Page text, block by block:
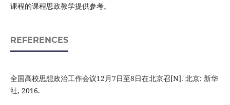
课程的课程思政教学提供参考。
REFERENCES
全国高校思想政治工作会议12月7日至8日在北京召[N]. 北京: 新华
社, 2016.